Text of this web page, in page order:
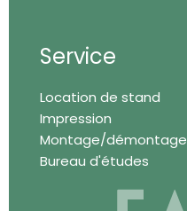
Service
Location de stand
Impression
Montage/démontage
Bureau d'études